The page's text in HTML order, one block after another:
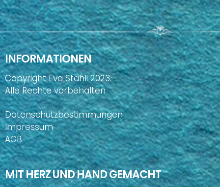
INFORMATIONEN
Copyright Eva Stähli 2023.
Alle Rechte vorbehalten
Datenschutzbestimmungen
Impressum
AGB
MIT HERZ UND HAND GEMACHT